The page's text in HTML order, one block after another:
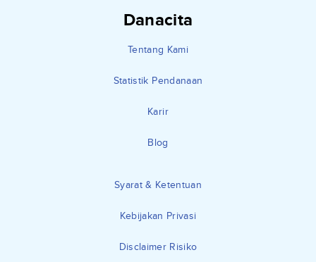
Danacita
Tentang Kami
Statistik Pendanaan
Karir
Blog
Syarat & Ketentuan
Kebijakan Privasi
Disclaimer Risiko